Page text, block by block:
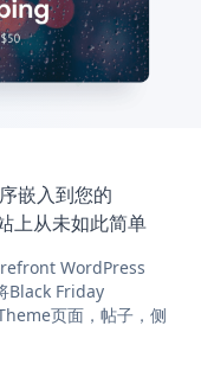
嵌入到您的
从未如此简单
WordPress
Black Friday
页面，帖子，侧